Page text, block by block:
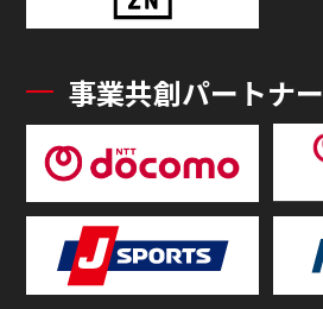
事業共創パートナー